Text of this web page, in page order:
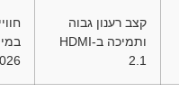
קצב רענון גבוה
ותמיכה ב-HDMI
2.1
2026